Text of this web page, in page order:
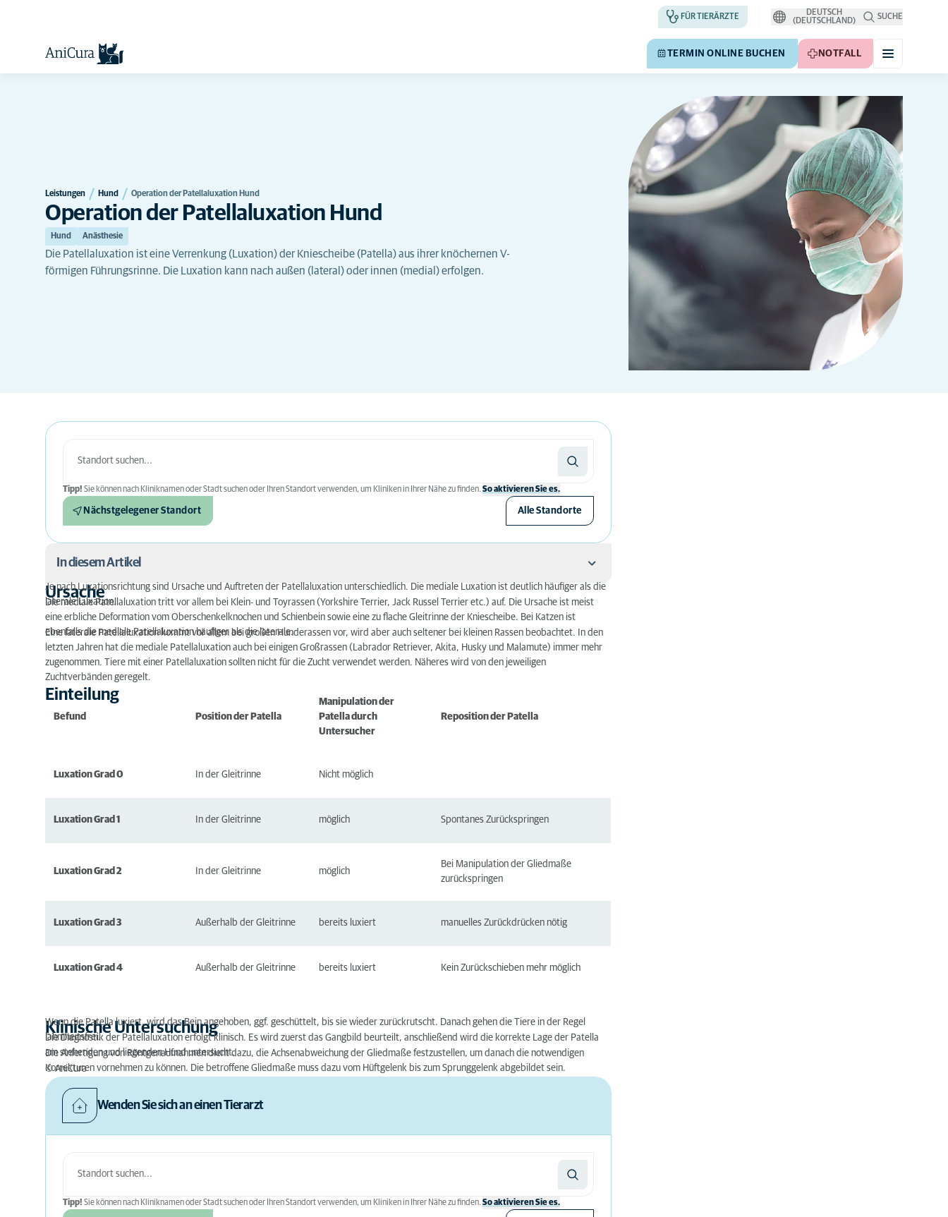
FÜR TIERÄRZTE
DEUTSCH
(DEUTSCHLAND)
SUCHE
TERMIN ONLINE BUCHEN NOTFALL
Leistungen Hund Operation der Patellaluxation Hund
Operation der Patellaluxation Hund
Hund Anästhesie
Die Patellaluxation ist eine Verrenkung (Luxation) der Kniescheibe (Patella) aus ihrer knöchernen V-
förmigen Führungsrinne. Die Luxation kann nach außen (lateral) oder innen (medial) erfolgen.
Tipp! Sie können nach Kliniknamen oder Stadt suchen oder Ihren Standort verwenden, um Kliniken in Ihrer Nähe zu finden. So aktivieren Sie es.
Nächstgelegener Standort Alle Standorte
In diesem Artikel
Ursache
Einteilung
Klinische Untersuchung
Ursache
Je nach Luxationsrichtung sind Ursache und Auftreten der Patellaluxation unterschiedlich. Die mediale Luxation ist deutlich häufiger als die
laterale Luxation.
Die mediale Patellaluxation tritt vor allem bei Klein- und Toyrassen (Yorkshire Terrier, Jack Russel Terrier etc.) auf. Die Ursache ist meist
eine erbliche Deformation vom Oberschenkelknochen und Schienbein sowie eine zu flache Gleitrinne der Kniescheibe. Bei Katzen ist
ebenfalls die mediale Patellaluxation häufiger als die laterale.
Eine laterale Patellaluxation kommt vor allem bei großen Hunderassen vor, wird aber auch seltener bei kleinen Rassen beobachtet. In den
letzten Jahren hat die mediale Patellaluxation auch bei einigen Großrassen (Labrador Retriever, Akita, Husky und Malamute) immer mehr
zugenommen. Tiere mit einer Patellaluxation sollten nicht für die Zucht verwendet werden. Näheres wird von den jeweiligen
Zuchtverbänden geregelt.
Einteilung
Befund Position der Patella
Manipulation der
Patella durch
Untersucher
Reposition der Patella
Luxation Grad 0 In der Gleitrinne Nicht möglich
Luxation Grad 1 In der Gleitrinne möglich Spontanes Zurückspringen
Luxation Grad 2 In der Gleitrinne möglich
Bei Manipulation der Gliedmaße
zurückspringen
Luxation Grad 3 Außerhalb der Gleitrinne bereits luxiert manuelles Zurückdrücken nötig
Luxation Grad 4 Außerhalb der Gleitrinne bereits luxiert Kein Zurückschieben mehr möglich
Klinische Untersuchung
Wenn die Patella luxiert, wird das Bein angehoben, ggf. geschüttelt, bis sie wieder zurückrutscht. Danach gehen die Tiere in der Regel
lahmheitsfrei.
Die Diagnostik der Patellaluxation erfolgt klinisch. Es wird zuerst das Gangbild beurteilt, anschließend wird die korrekte Lage der Patella
am stehenden und liegenden Hund untersucht.
Die Anfertigung von Röntgenaufnahmen dient dazu, die Achsenabweichung der Gliedmaße festzustellen, um danach die notwendigen
Korrekturen vornehmen zu können. Die betroffene Gliedmaße muss dazu vom Hüftgelenk bis zum Sprunggelenk abgebildet sein.
© AniCura
Wenden Sie sich an einen Tierarzt
Tipp! Sie können nach Kliniknamen oder Stadt suchen oder Ihren Standort verwenden, um Kliniken in Ihrer Nähe zu finden. So aktivieren Sie es.